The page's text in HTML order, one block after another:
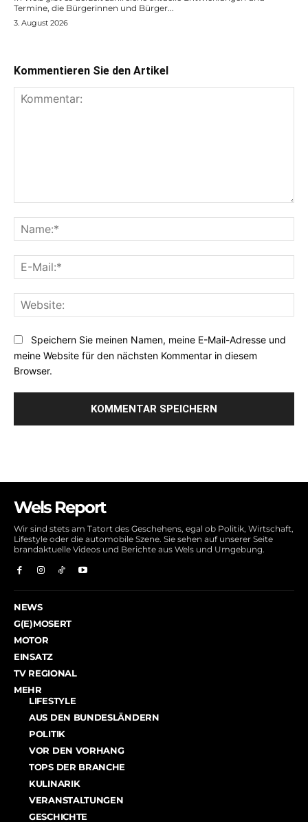
Termine, die Bürgerinnen und Bürger...
3. August 2026
Kommentieren Sie den Artikel
Speichern Sie meinen Namen, meine E-Mail-Adresse und
meine Website für den nächsten Kommentar in diesem
Browser.
Wels Report
Wir sind stets am Tatort des Geschehens, egal ob Politik, Wirtschaft,
Lifestyle oder die automobile Szene. Sie sehen auf unserer Seite
brandaktuelle Videos und Berichte aus Wels und Umgebung.
NEWS
G(E)MOSERT
MOTOR
EINSATZ
TV REGIONAL
MEHR
LIFESTYLE
AUS DEN BUNDESLÄNDERN
POLITIK
VOR DEN VORHANG
TOPS DER BRANCHE
KULINARIK
VERANSTALTUNGEN
GESCHICHTE